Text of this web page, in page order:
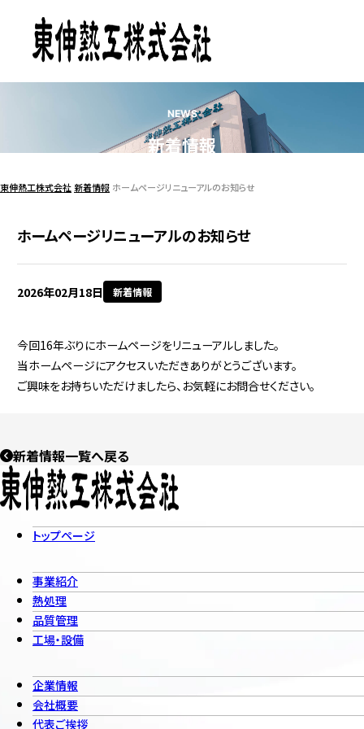
NEWS
新着情報
東伸熱工株式会社新着情報 ホームページリニューアルのお知らせ
ホームページリニューアルのお知らせ
2026年02月18日 新着情報
今回16年ぶりにホームページをリニューアルしました。
当ホームページにアクセスいただきありがとうございます。
ご興味をお持ちいただけましたら、お気軽にお問合せください。
新着情報一覧へ戻る
トップページ
事業紹介
熱処理
品質管理
工場・設備
企業情報
会社概要
代表ご挨拶